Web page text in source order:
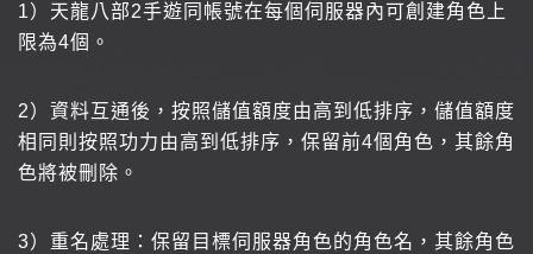
1）天龍八部2手遊同帳號在每個伺服器內可創建角色上
限為4個。
2）資料互通後，按照儲值額度由高到低排序，儲值額度
相同則按照功力由高到低排序，保留前4個角色，其餘角
色將被刪除。
3）重名處理：保留目標伺服器角色的角色名，其餘角色